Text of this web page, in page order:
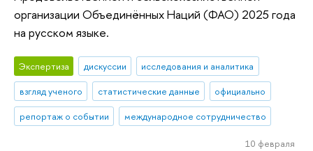
организации Объединённых Наций (ФАО) 2025 года
на русском языке.
Экспертиза дискуссии
исследования и аналитика
взгляд ученого
статистические данные
официально
репортаж о событии
международное сотрудничество
10 февраля